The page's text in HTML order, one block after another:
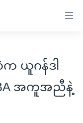
ယူဂန်ဒါ
အကူအညီနဲ့